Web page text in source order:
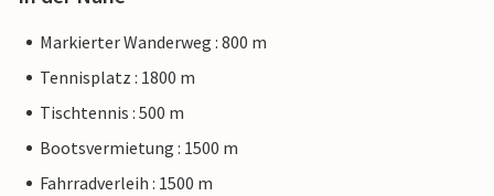
Markierter Wanderweg : 800 m
Tennisplatz : 1800 m
Tischtennis : 500 m
Bootsvermietung : 1500 m
Fahrradverleih : 1500 m